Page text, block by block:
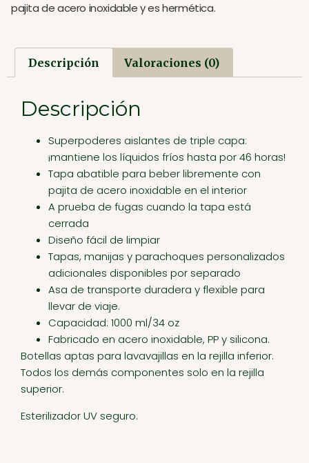
pajita de acero inoxidable y es hermética.
Descripción Valoraciones (0)
Descripción
Superpoderes aislantes de triple capa:
¡mantiene los líquidos fríos hasta por 46 horas!
Tapa abatible para beber libremente con
pajita de acero inoxidable en el interior
A prueba de fugas cuando la tapa está
cerrada
Diseño fácil de limpiar
Tapas, manijas y parachoques personalizados
adicionales disponibles por separado
Asa de transporte duradera y flexible para
llevar de viaje.
Capacidad: 1000 ml/34 oz
Fabricado en acero inoxidable, PP y silicona.
Botellas aptas para lavavajillas en la rejilla inferior.
Todos los demás componentes solo en la rejilla
superior.
Esterilizador UV seguro.